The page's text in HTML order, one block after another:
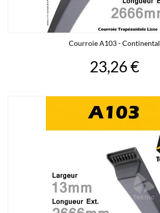
Courroie A103 - Continental
23,26 €